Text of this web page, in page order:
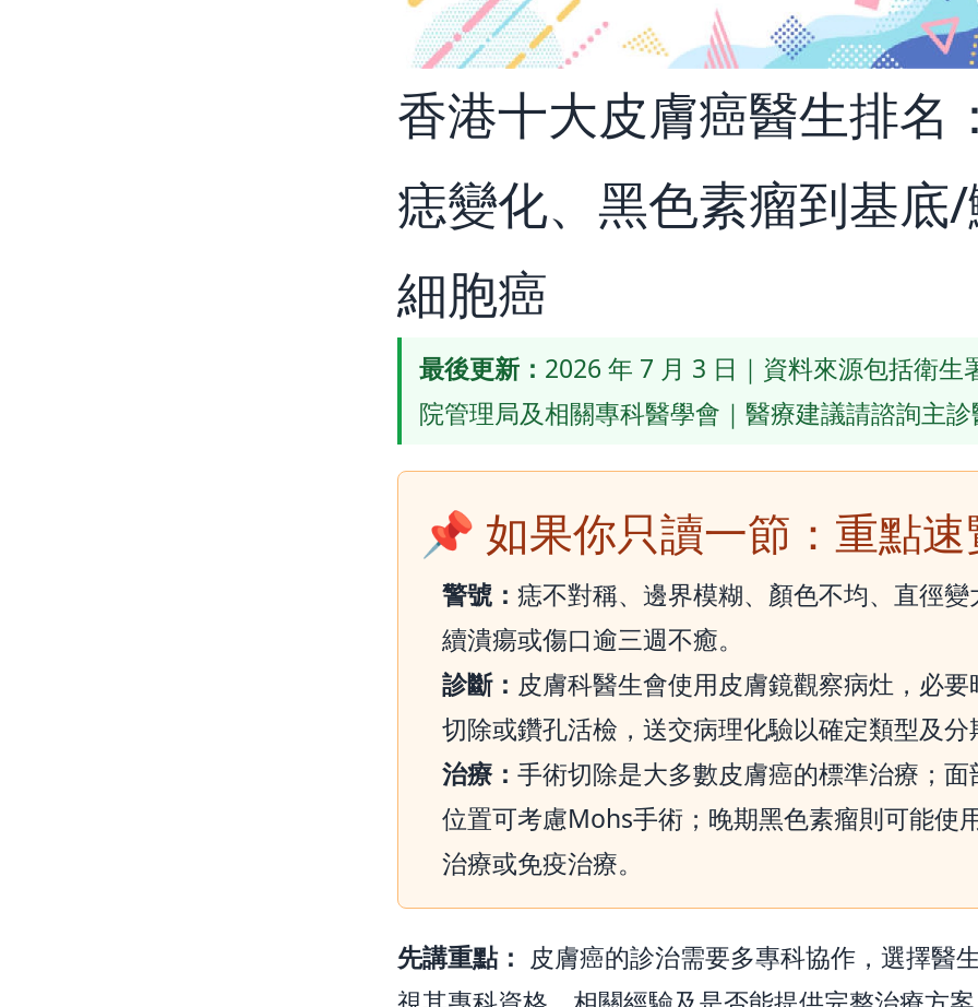
香港十大皮膚癌醫生排名
痣變化、黑色素瘤到基底
細胞癌
最後更新： 2026 年 7 月 3 日｜資料來源包括衛生
院管理局及相關專科醫學會｜醫療建議請諮詢主
📌 如果你只讀一節：重點
警號： 痣不對稱、邊界模糊、顏色不均、直徑變
續潰瘍或傷口逾三週不癒。
診斷： 皮膚科醫生會使用皮膚鏡觀察病灶，必要
切除或鑽孔活檢，送交病理化驗以確定類型及分
治療： 手術切除是大多數皮膚癌的標準治療；面
位置可考慮Mohs手術；晚期黑色素瘤則可能使
治療或免疫治療。
先講重點： 皮膚癌的診治需要多專科協作，選擇醫